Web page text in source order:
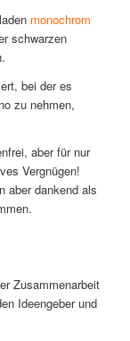
monochrom
schwarzen
bei der es
zu nehmen,
aber für nur
Vergnügen!
aber dankend als
Zusammenarbeit
Ideengeber und